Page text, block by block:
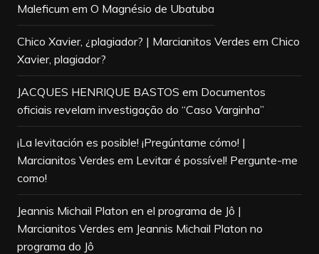
Maleficum em O Magnésio de Ubatuba
Chico Xavier, ¿plagiador? | Marcianitos Verdes em Chico
Xavier, plagiador?
JACQUES HENRIQUE BASTOS em Documentos
oficiais revelam investigação do “Caso Varginha”
¡La levitación es posible! ¡Pregúntame cómo! |
Marcianitos Verdes em Levitar é possível! Pergunte-me
como!
Jeannis Michail Platon en el programa de Jô |
Marcianitos Verdes em Jeannis Michail Platon no
programa do Jô